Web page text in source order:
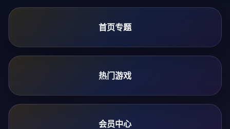
首页专题
热门游戏
会员中心